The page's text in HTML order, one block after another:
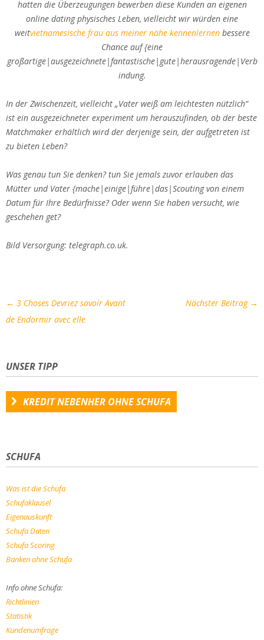
hatten die Überzeugungen bewerben diese Kunden an eigenen
online dating physisches Leben, vielleicht wir würden eine
weitvietnamesische frau aus meiner nähe kennenlernenbessere
Chance auf {eine
großartige|ausgezeichnete|fantastische|gute|herausragende|Verb
indung.
In der Zwischenzeit, vielleicht „Vater weiß am leichtesten nützlich“
ist ein ausgezeichneter experiment um herauszufinden, ob der beste
Matchmaker erhältlich wird der derjenige sein, der aufgetreten ist
zu bieten Leben?
Was genau tun Sie denken? tun Sie jemals zuvor erlauben das
Mütter und Vater {mache|einige|führe|das|Scouting von einem
Datum für Ihre Bedürfnisse? Oder wenn Sie haben versucht, wie
geschehen get?
Bild Versorgung: telegraph.co.uk.
Artikel-
Navigation
← 3 Choses Devriez savoir Avant
de Endormir avec elle
Nächster Beitrag →
UNSER TIPP
KREDIT NEBENHER OHNE SCHUFA
SCHUFA
Was ist die Schufa
Schufaklausel
Eigenauskunft
Schufa Daten
Schufa Scoring
Banken ohne Schufa
Info ohne Schufa:
Richtlinien
Statistik
Kundenumfrage